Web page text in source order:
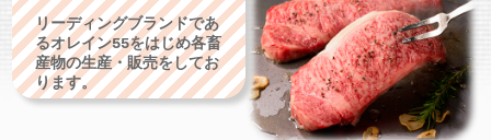
リーディングブランドであ
るオレイン55をはじめ各畜
産物の生産・販売をしてお
ります。